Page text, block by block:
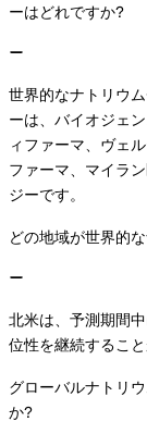
ーはどれですか?
世界的なナトリウ
ーは、バイオジェ
ィファーマ、ヴェ
ファーマ、マイラ
ジーです。
どの地域が世界的
北米は、予測期間
位性を継続すること
グローバルナトリ
か?